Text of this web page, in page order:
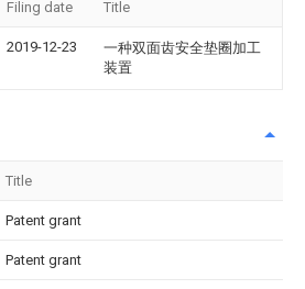
Filing date Title
2019-12-23
一种双面齿安全垫圈加工
装置
Title
Patent grant
Patent grant